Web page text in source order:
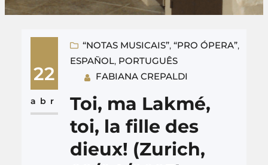
22
abr
“NOTAS MUSICAIS”, “PRO ÓPERA”,
ESPAÑOL, PORTUGUÊS
FABIANA CREPALDI
Toi, ma Lakmé,
toi, la fille des
dieux! (Zurich,